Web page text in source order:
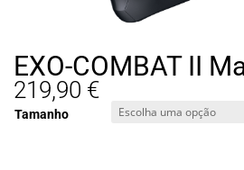
EXO-COMBAT II
219,90 €
Tamanho